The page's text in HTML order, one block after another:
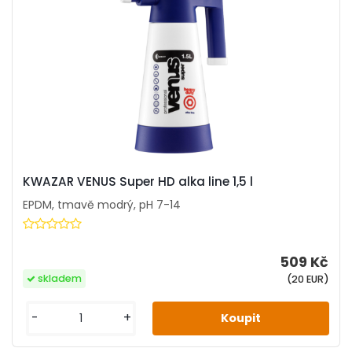
KWAZAR VENUS Super HD alka line 1,5 l
EPDM, tmavě modrý, pH 7-14
509 Kč
(20 EUR)
skladem
- +